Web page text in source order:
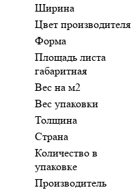
Ширина
Цвет производителя
Форма
Площадь листа
габаритная
Вес на м2
Вес упаковки
Толщина
Страна
Количество в
упаковке
Производитель